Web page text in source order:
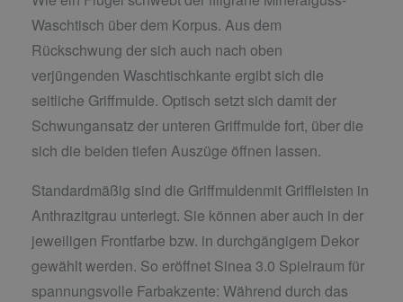
Waschtisch über dem Korpus. Aus dem
Rückschwung der sich auch nach oben
verjüngenden Waschtischkante ergibt sich die
seitliche Griffmulde. Optisch setzt sich damit der
Schwungansatz der unteren Griffmulde fort, über die
sich die beiden tiefen Auszüge öffnen lassen.
Standardmäßig sind die Griffmuldenmit Griffleisten in
Anthrazitgrau unterlegt. Sie können aber auch in der
jeweiligen Frontfarbe bzw. in durchgängigem Dekor
gewählt werden. So eröffnet Sinea 3.0 Spielraum für
spannungsvolle Farbakzente: Während durch das